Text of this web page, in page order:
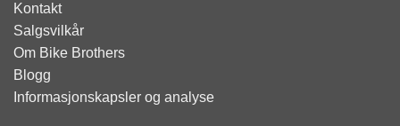
Kontakt
Salgsvilkår
Om Bike Brothers
Blogg
Informasjonskapsler og analyse